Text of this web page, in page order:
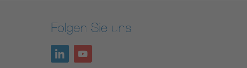
Folgen Sie uns